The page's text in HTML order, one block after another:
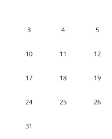
3 4 5
10 11 12
17 18 19
24 25 26
31